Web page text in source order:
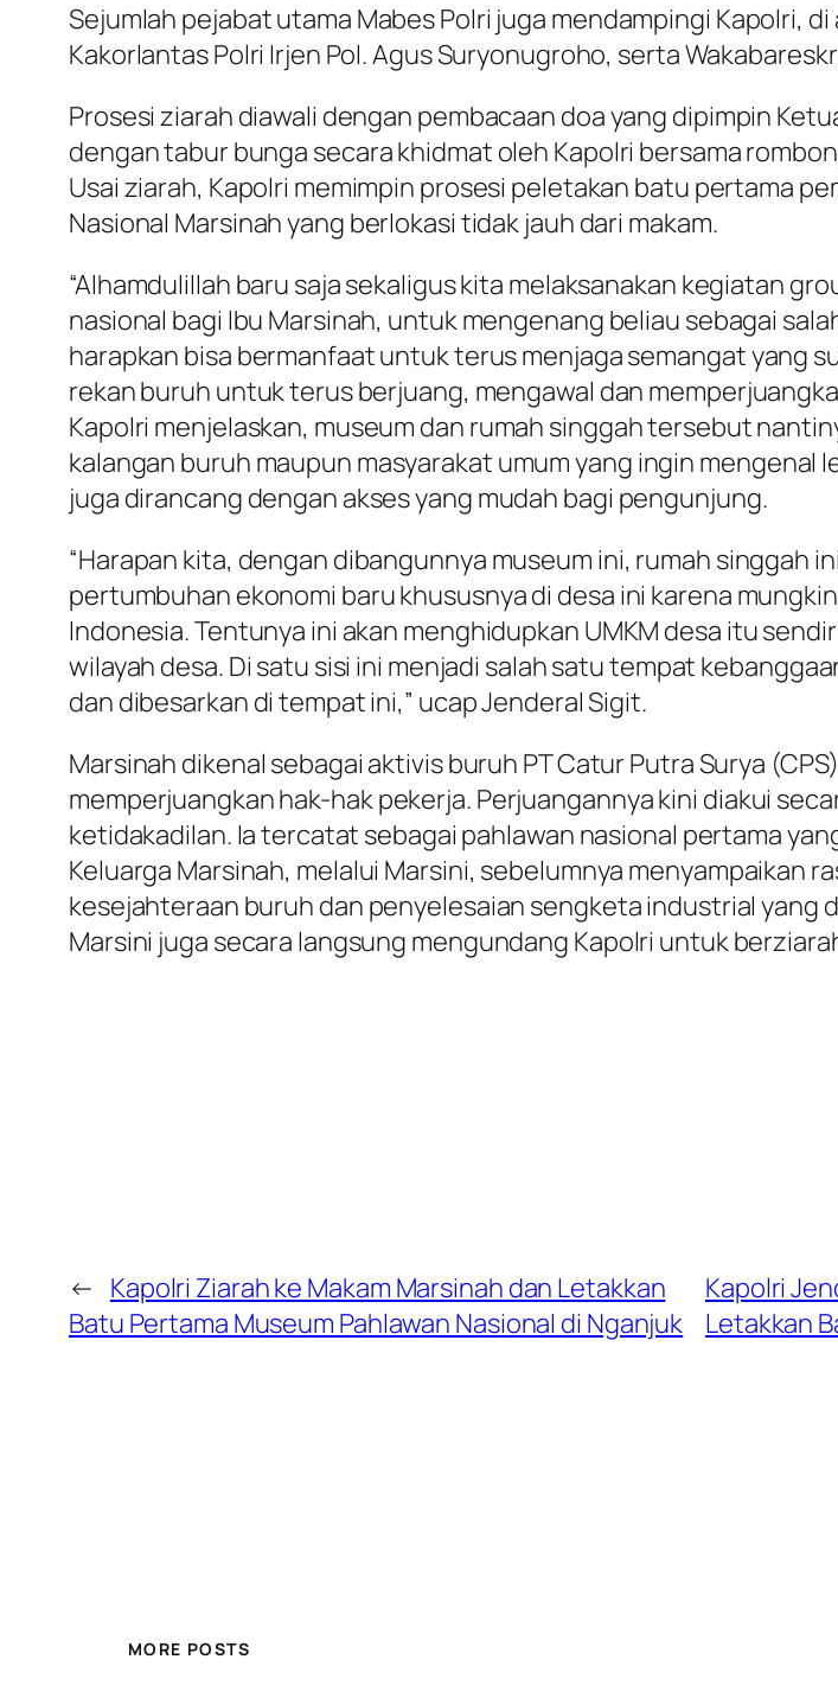
Sejumlah pejabat utama Mabes Polri juga mendampingi Kapolri,
Kakorlantas Polri Irjen Pol. Agus Suryonugroho, serta
Prosesi ziarah diawali dengan pembacaan doa yang dipimpin
dengan tabur bunga secara khidmat oleh Kapolri bersama
Usai ziarah, Kapolri memimpin prosesi peletakan batu pertama
Nasional Marsinah yang berlokasi tidak jauh dari makam.
“Alhamdulillah baru saja sekaligus kita melaksanakan kegiatan
nasional bagi Ibu Marsinah, untuk mengenang beliau sebagai
harapkan bisa bermanfaat untuk terus menjaga semangat yang
rekan buruh untuk terus berjuang, mengawal dan
Kapolri menjelaskan, museum dan rumah singgah tersebut
kalangan buruh maupun masyarakat umum yang ingin
juga dirancang dengan akses yang mudah bagi pengunjung.
“Harapan kita, dengan dibangunnya museum ini, rumah singgah
pertumbuhan ekonomi baru khususnya di desa ini karena
Indonesia. Tentunya ini akan menghidupkan UMKM desa itu
wilayah desa. Di satu sisi ini menjadi salah satu tempat
dan dibesarkan di tempat ini,” ucap Jenderal Sigit.
Marsinah dikenal sebagai aktivis buruh PT Catur Putra Surya
memperjuangkan hak-hak pekerja. Perjuangannya kini diakui
ketidakadilan. Ia tercatat sebagai pahlawan nasional pertama
Keluarga Marsinah, melalui Marsini, sebelumnya menyampaikan
kesejahteraan buruh dan penyelesaian sengketa industrial yang
Marsini juga secara langsung mengundang Kapolri untuk
← Kapolri Ziarah ke Makam Marsinah dan Letakkan
Batu Pertama Museum Pahlawan Nasional di Nganjuk
Kapolri
Letakkan
MORE POSTS